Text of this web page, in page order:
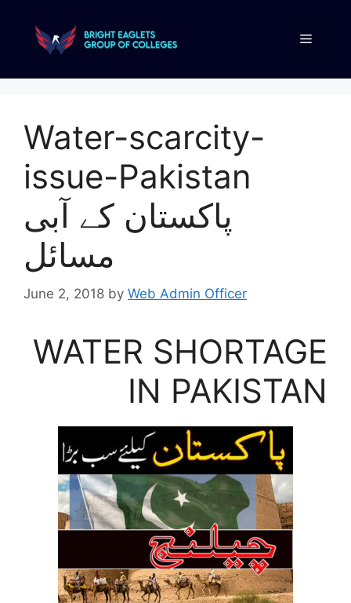
Water-scarcity-
issue-Pakistan
پاکستان کے آبی
مسائل
June 2, 2018 by Web Admin Officer
WATER SHORTAGE
IN PAKISTAN